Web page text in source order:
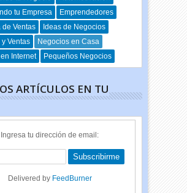
tu Empresa
Emprendedores
de Ventas
Ideas de Negocios
Ventas
Negocios en Casa
Internet
Pequeños Negocios
ARTÍCULOS EN TU
Ingresa tu dirección de email:
Delivered by FeedBurner